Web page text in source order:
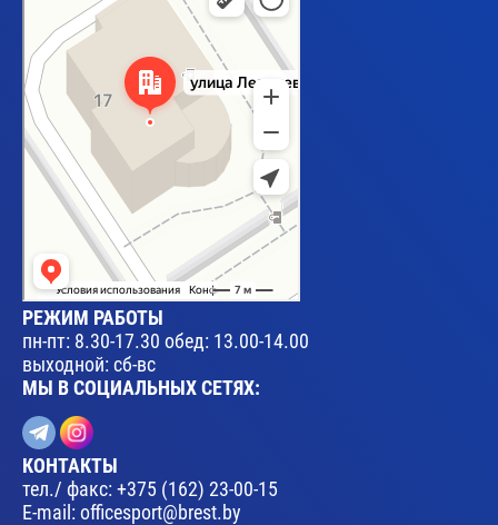
РЕЖИМ РАБОТЫ
пн-пт: 8.30-17.30 обед: 13.00-14.00
выходной: сб-вс
МЫ В СОЦИАЛЬНЫХ СЕТЯХ:
КОНТАКТЫ
тел./ факс:+375 (162) 23-00-15
E-mail: officesport@brest.by